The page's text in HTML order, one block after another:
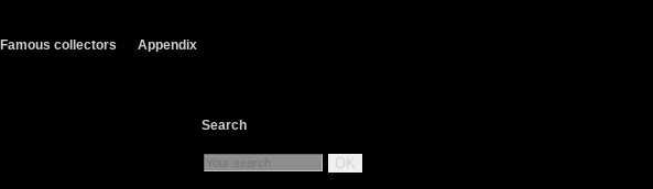
collectors Appendix
Search
OK